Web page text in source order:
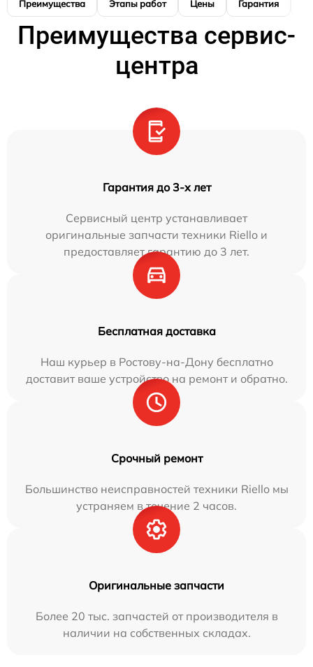
Преимущества Этапы работ Цены Гарантия
Преимущества сервис-
центра
Гарантия до 3-х лет
Сервисный центр устанавливает
оригинальные запчасти техники Riello и
предоставляет гарантию до 3 лет.
Бесплатная доставка
Наш курьер в Ростову-на-Дону бесплатно
доставит ваше устройство на ремонт и обратно.
Срочный ремонт
Большинство неисправностей техники Riello мы
устраняем в течение 2 часов.
Оригинальные запчасти
Более 20 тыс. запчастей от производителя в
наличии на собственных складах.